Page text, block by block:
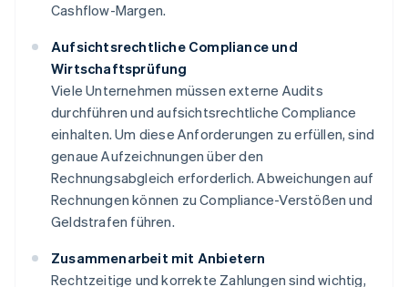
Cashflow-Margen.
Aufsichtsrechtliche Compliance und
Wirtschaftsprüfung
Viele Unternehmen müssen externe Audits
durchführen und aufsichtsrechtliche Compliance
einhalten. Um diese Anforderungen zu erfüllen, sind
genaue Aufzeichnungen über den
Rechnungsabgleich erforderlich. Abweichungen auf
Rechnungen können zu Compliance-Verstößen und
Geldstrafen führen.
Zusammenarbeit mit Anbietern
Rechtzeitige und korrekte Zahlungen sind wichtig,